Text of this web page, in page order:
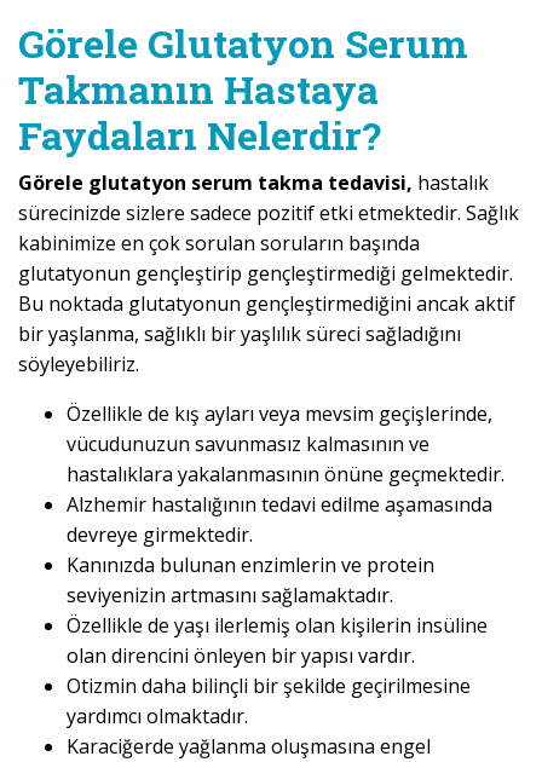
Görele Glutatyon Serum
Takmanın Hastaya
Faydaları Nelerdir?
Görele glutatyon serum takma tedavisi, hastalık
sürecinizde sizlere sadece pozitif etki etmektedir. Sağlık
kabinimize en çok sorulan soruların başında
glutatyonun gençleştirip gençleştirmediği gelmektedir.
Bu noktada glutatyonun gençleştirmediğini ancak aktif
bir yaşlanma, sağlıklı bir yaşlılık süreci sağladığını
söyleyebiliriz.
Özellikle de kış ayları veya mevsim geçişlerinde,
vücudunuzun savunmasız kalmasının ve
hastalıklara yakalanmasının önüne geçmektedir.
Alzhemir hastalığının tedavi edilme aşamasında
devreye girmektedir.
Kanınızda bulunan enzimlerin ve protein
seviyenizin artmasını sağlamaktadır.
Özellikle de yaşı ilerlemiş olan kişilerin insüline
olan direncini önleyen bir yapısı vardır.
Otizmin daha bilinçli bir şekilde geçirilmesine
yardımcı olmaktadır.
Karaciğerde yağlanma oluşmasına engel